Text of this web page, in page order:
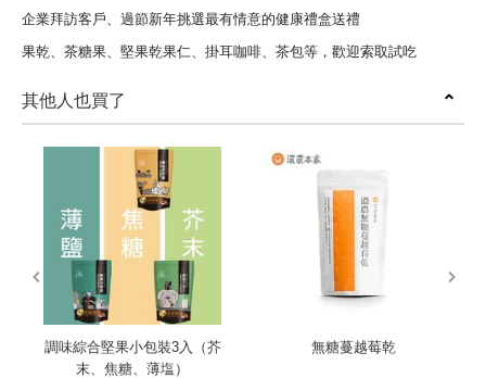
企業拜訪客戶、過節新年挑選最有情意的健康禮盒送禮
果乾、茶糖果、堅果乾果仁、掛耳咖啡、茶包等，歡迎索取試吃
其他人也買了
調味綜合堅果小包裝3入（芥
末、焦糖、薄塩）
無糖蔓越莓乾